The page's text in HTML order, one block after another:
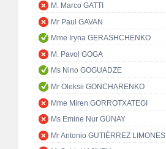
M. Marco GATTI
Mr Paul GAVAN
Mme Iryna GERASHCHENKO
M. Pavol GOGA
Ms Nino GOGUADZE
Mr Oleksii GONCHARENKO
Mme Miren GORROTXATEGI
Ms Emine Nur GÜNAY
Mr Antonio GUTIÉRREZ LIMONES